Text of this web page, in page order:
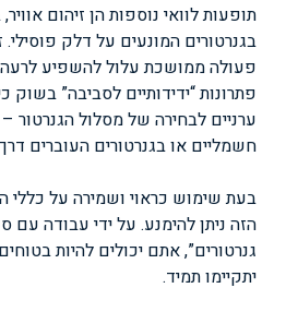
תופעות לוואי נוספות הן זיהום
בגנרטורים המונעים על דלק פוסילי.
פעולה ממושכת עלול להשפיע
פתרונות “ידידותיים לסביבה” בשוק
ערניים לבחירה של מסלול הגנרטור
חשמליים או בגנרטורים העוברים
בעת שימוש כראוי ושמירה על כללי
הזה ניתן להימנע. על ידי עבודה עם
גנרטורים”, אתם יכולים להיות
יתקיימו תמיד.